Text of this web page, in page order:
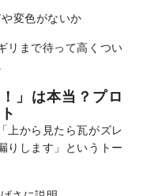
変色がないか
リまで待って高くつい
」は本当？プロ
上から見たら瓦がズレ
りします」というトー